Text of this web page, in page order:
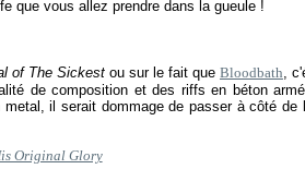
que vous allez prendre dans la gueule !
of The Sickestou sur le fait que Bloodbath,
de composition et des riffs en béton
il serait dommage de passer à côté de
Original Glory